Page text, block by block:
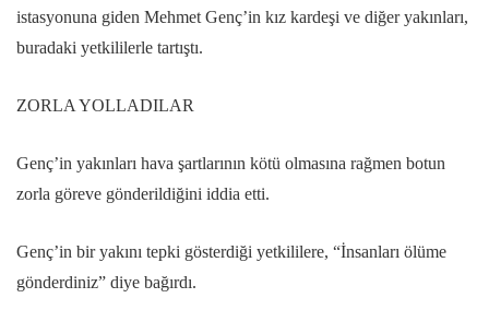
istasyonuna giden Mehmet Genç’in kız kardeşi ve diğer yakınları,
buradaki yetkililerle tartıştı.
ZORLA YOLLADILAR
Genç’in yakınları hava şartlarının kötü olmasına rağmen botun
zorla göreve gönderildiğini iddia etti.
Genç’in bir yakını tepki gösterdiği yetkililere, “İnsanları ölüme
gönderdiniz” diye bağırdı.